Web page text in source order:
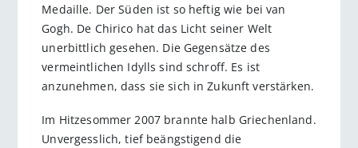
Medaille. Der Süden ist so heftig wie bei van
Gogh. De Chirico hat das Licht seiner Welt
unerbittlich gesehen. Die Gegensätze des
vermeintlichen Idylls sind schroff. Es ist
anzunehmen, dass sie sich in Zukunft verstärken.
Im Hitzesommer 2007 brannte halb Griechenland.
Unvergesslich, tief beängstigend die